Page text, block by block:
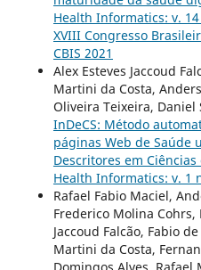
Health Informatics: v.
XVIII Congresso
CBIS 2021
Alex Esteves Jaccoud
Martini da Costa,
Oliveira Teixeira, Daniel
InDeCS: Método
páginas Web de Saúde
Descritores em Ciências
Health Informatics: v. 1
Rafael Fabio Maciel,
Frederico Molina Cohrs,
Jaccoud Falcão, Fabio
Martini da Costa,